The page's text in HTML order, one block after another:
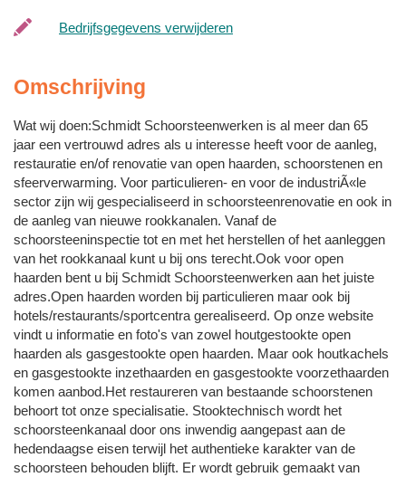
Bedrijfsgegevens verwijderen
Omschrijving
Wat wij doen:Schmidt Schoorsteenwerken is al meer dan 65
jaar een vertrouwd adres als u interesse heeft voor de aanleg,
restauratie en/of renovatie van open haarden, schoorstenen en
sfeerverwarming. Voor particulieren- en voor de industriÃ«le
sector zijn wij gespecialiseerd in schoorsteenrenovatie en ook in
de aanleg van nieuwe rookkanalen. Vanaf de
schoorsteeninspectie tot en met het herstellen of het aanleggen
van het rookkanaal kunt u bij ons terecht.Ook voor open
haarden bent u bij Schmidt Schoorsteenwerken aan het juiste
adres.Open haarden worden bij particulieren maar ook bij
hotels/restaurants/sportcentra gerealiseerd. Op onze website
vindt u informatie en foto's van zowel houtgestookte open
haarden als gasgestookte open haarden. Maar ook houtkachels
en gasgestookte inzethaarden en gasgestookte voorzethaarden
komen aanbod.Het restaureren van bestaande schoorstenen
behoort tot onze specialisatie. Stooktechnisch wordt het
schoorsteenkanaal door ons inwendig aangepast aan de
hedendaagse eisen terwijl het authentieke karakter van de
schoorsteen behouden blijft. Er wordt gebruik gemaakt van